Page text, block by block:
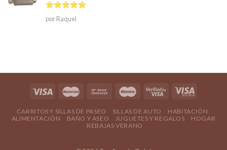
Valorado en
5
de 5
por Raquel
CARRITOS Y SILLAS DE PASEO SILLAS DE AUTO
HABITACIÓN
ALIMENTACIÓN
BAÑO Y ASEO JUGUETES Y REGALOS
HOGAR
REBAJAS VERANO